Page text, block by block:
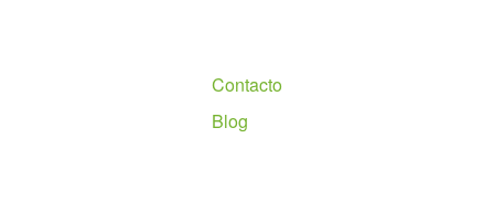
Contacto
Blog